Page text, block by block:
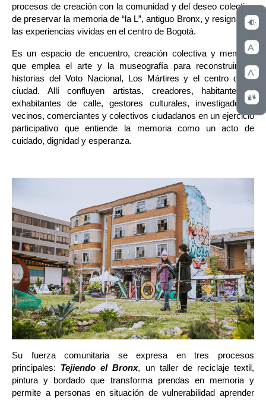
procesos de creación con la comunidad y del deseo colectivo
de preservar la memoria de “la L”, antiguo Bronx, y resignificar
las experiencias vividas en el centro de Bogotá.
Es un espacio de encuentro, creación colectiva y memoria
que emplea el arte y la museografía para reconstruir las
historias del Voto Nacional, Los Mártires y el centro de la
ciudad. Allí confluyen artistas, creadores, habitantes y
exhabitantes de calle, gestores culturales, investigadores,
vecinos, comerciantes y colectivos ciudadanos en un ejercicio
participativo que entiende la memoria como un acto de
cuidado, dignidad y esperanza.
Su fuerza comunitaria se expresa en tres procesos
principales: Tejiendo el Bronx, un taller de reciclaje textil,
pintura y bordado que transforma prendas en memoria y
permite a personas en situación de vulnerabilidad aprender